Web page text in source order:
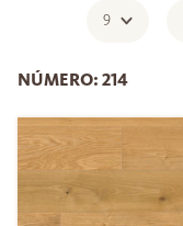
NÚMERO: 214
9